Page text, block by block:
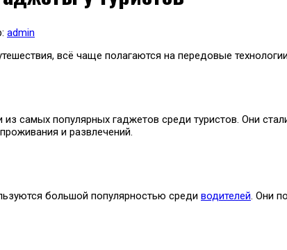
admin
всё чаще полагаются на передовые
самых популярных гаджетов среди туристов. Они
и развлечений.
большой популярностью среди водителей. Они